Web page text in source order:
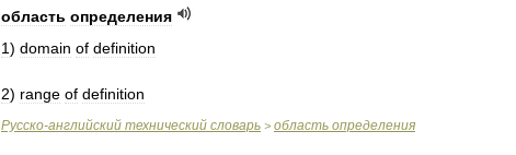
область определения
1) domain of definition
2) range of definition
Русско-английский технический словарь > область определения